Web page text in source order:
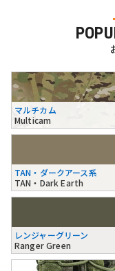
マルチカム
Multicam
TAN・ダークアース系
TAN・Dark Earth
レンジャーグリーン
Ranger Green